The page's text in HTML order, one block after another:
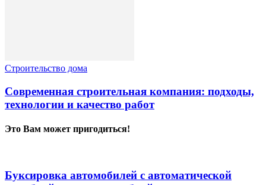
Строительство дома
Современная строительная компания: подходы,
технологии и качество работ
Это Вам может пригодиться!
Буксировка автомобилей с автоматической